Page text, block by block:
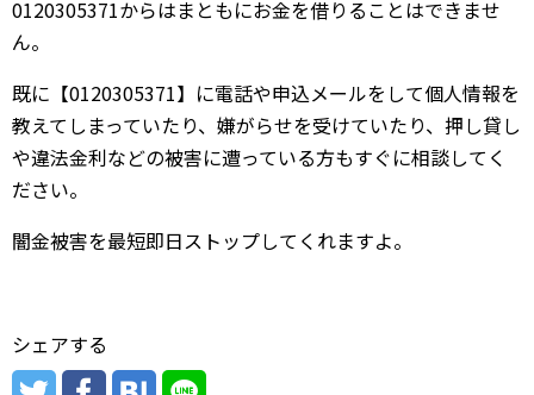
0120305371からはまともにお金を借りることはできませ
ん。
既に【0120305371】に電話や申込メールをして個人情報を
教えてしまっていたり、嫌がらせを受けていたり、押し貸し
や違法金利などの被害に遭っている方もすぐに相談してく
ださい。
闇金被害を最短即日ストップしてくれますよ。
シェアする